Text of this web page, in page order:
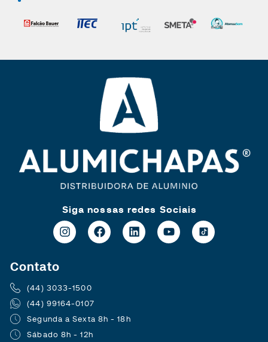
Siga nossas redes Sociais
Contato
(44) 3033-1500
(44) 99164-0107
Segunda a Sexta 8h - 18h
Sábado 8h - 12h